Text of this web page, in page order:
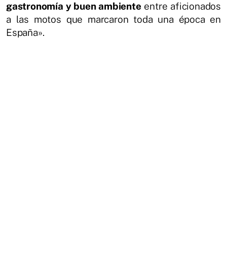
gastronomía y buen ambienteentre aficionados
a las motos que marcaron toda una época en
España».